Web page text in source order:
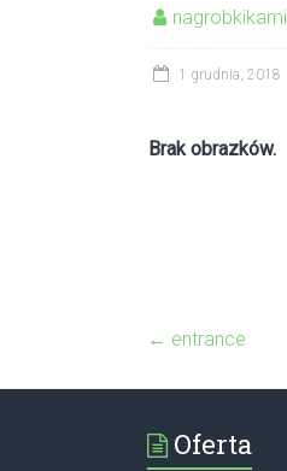
1 grudnia, 2018
Brak obrazków.
← entrance
Oferta